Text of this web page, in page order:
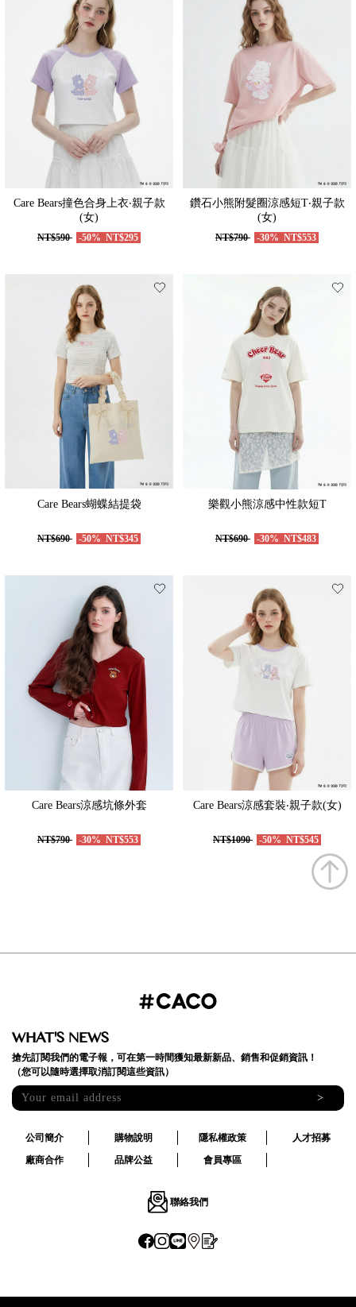
Care Bears撞色合身上衣‧親子款
(女)
NT$590 -50% NT$295
鑽石小熊附髮圈涼感短T‧親子款
(女)
NT$790 -30% NT$553
Care Bears蝴蝶結提袋
NT$690 -50% NT$345
樂觀小熊涼感中性款短T
NT$690 -30% NT$483
Care Bears涼感坑條外套
NT$790 -30% NT$553
Care Bears涼感套裝‧親子款(女)
NT$1090 -50% NT$545
WHAT'S NEWS
搶先訂閱我們的電子報，可在第一時間獲知最新新品、銷售和促銷資訊！
（您可以隨時選擇取消訂閱這些資訊）
>
公司簡介 購物說明 隱私權政策
人才招募
廠商合作
品牌公益 會員專區
聯絡我們